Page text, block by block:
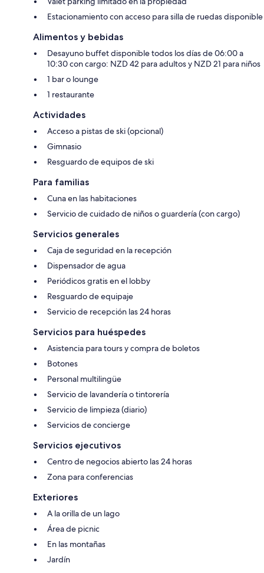
Estacionamiento con acceso para silla de ruedas disponible
Alimentos y bebidas
Desayuno buffet disponible todos los días de 06:00 a
10:30 con cargo: NZD 42 para adultos y NZD 21 para niños
1 bar o lounge
1 restaurante
Actividades
Acceso a pistas de ski (opcional)
Gimnasio
Resguardo de equipos de ski
Para familias
Cuna en las habitaciones
Servicio de cuidado de niños o guardería (con cargo)
Servicios generales
Caja de seguridad en la recepción
Dispensador de agua
Periódicos gratis en el lobby
Resguardo de equipaje
Servicio de recepción las 24 horas
Servicios para huéspedes
Asistencia para tours y compra de boletos
Botones
Personal multilingüe
Servicio de lavandería o tintorería
Servicio de limpieza (diario)
Servicios de concierge
Servicios ejecutivos
Centro de negocios abierto las 24 horas
Zona para conferencias
Exteriores
A la orilla de un lago
Área de picnic
En las montañas
Jardín